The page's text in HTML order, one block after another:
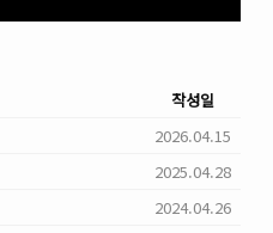
작성일
2026.04.15
2025.04.28
2024.04.26